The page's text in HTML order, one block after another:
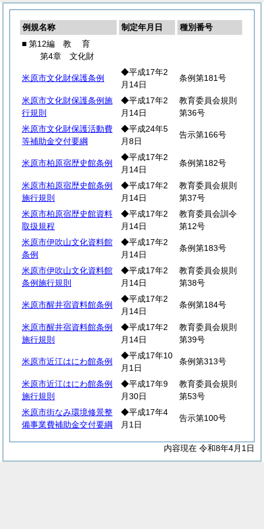
例規名称 制定年月日
種別番号
■ 第12編 教 育
第4章 文化財
米原市文化財保護条例
◆平成17年2
月14日
条例第181号
米原市文化財保護条例施
行規則
◆平成17年2
月14日
教育委員会規則
第36号
米原市文化財保護活動費
等補助金交付要綱
◆平成24年5
月8日
告示第166号
米原市柏原宿歴史館条例
◆平成17年2
月14日
条例第182号
米原市柏原宿歴史館条例
施行規則
◆平成17年2
月14日
教育委員会規則
第37号
米原市柏原宿歴史館資料
取扱規程
◆平成17年2
月14日
教育委員会訓令
第12号
米原市伊吹山文化資料館
条例
◆平成17年2
月14日
条例第183号
米原市伊吹山文化資料館
条例施行規則
◆平成17年2
月14日
教育委員会規則
第38号
米原市醒井宿資料館条例
◆平成17年2
月14日
条例第184号
米原市醒井宿資料館条例
施行規則
◆平成17年2
月14日
教育委員会規則
第39号
米原市近江はにわ館条例
◆平成17年10
月1日
条例第313号
米原市近江はにわ館条例
施行規則
◆平成17年9
月30日
教育委員会規則
第53号
米原市街なみ環境修景整
備事業費補助金交付要綱
◆平成17年4
月1日
告示第100号
内容現在 令和8年4月1日